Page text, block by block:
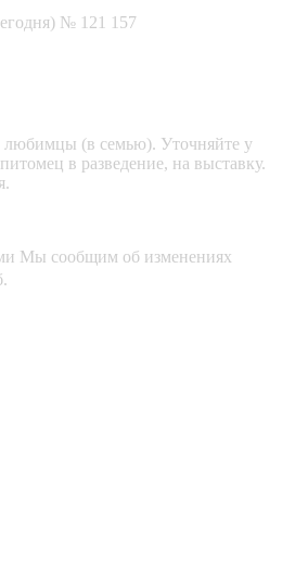
№ 121 157
любимцы (в семью). Уточняйте у
в разведение, на выставку.
Мы сообщим об изменениях